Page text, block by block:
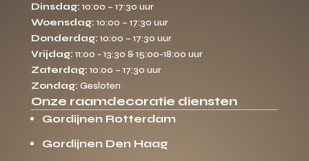
Dinsdag: 10:00 – 17:30 uur
Woensdag: 10:00 – 17:30 uur
Donderdag: 10:00 – 17:30 uur
Vrijdag: 11:00 - 13:30 & 15:00-18:00 uur
Zaterdag: 10:00 – 17:30 uur
Zondag: Gesloten
Onze raamdecoratie diensten
Gordijnen Rotterdam
Gordijnen Den Haag